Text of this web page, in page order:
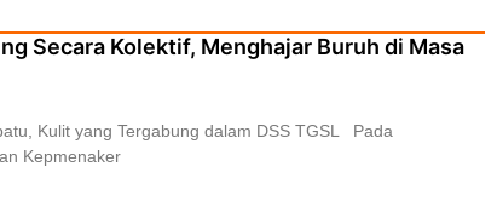
Secara Kolektif, Menghajar Buruh di Masa
Kulit yang Tergabung dalam DSS TGSL Pada
Kepmenaker